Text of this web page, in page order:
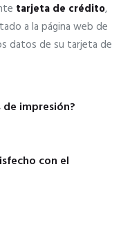
tarjeta de crédito,
a la página web de
datos de su tarjeta de
impresión?
con el